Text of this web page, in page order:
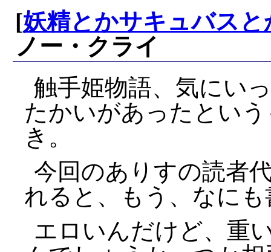
[妖精とかサキュバスと
ノー・クライ
触手姫物語、気にい
たかいがあったとい
き。
今回のありすの読者
れると、もう、なに
エロいんだけど、重